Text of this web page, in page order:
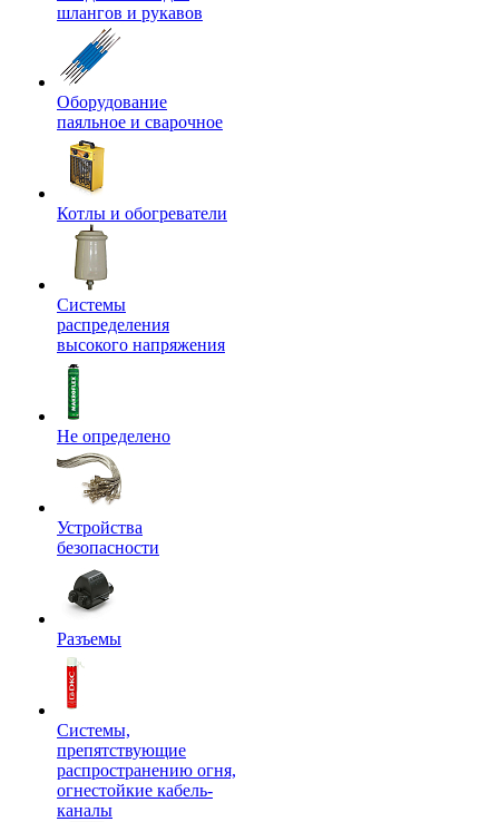
шлангов и рукавов
Оборудование
паяльное и сварочное
Котлы и обогреватели
Системы
распределения
высокого напряжения
Не определено
Устройства
безопасности
Разъемы
Системы,
препятствующие
распространению огня,
огнестойкие кабель-
каналы